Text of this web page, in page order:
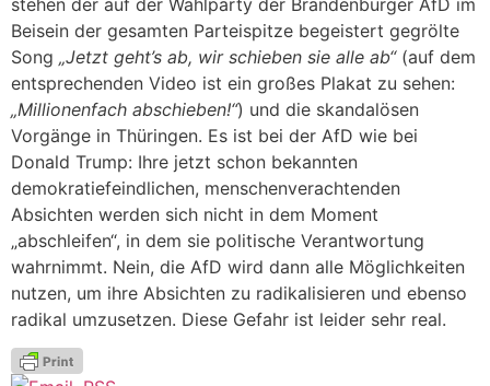
Beisein der gesamten Parteispitze begeistert gegrölte
Song „Jetzt geht’s ab, wir schieben sie alle ab“ (auf dem
entsprechenden Video ist ein großes Plakat zu sehen:
„Millionenfach abschieben!“) und die skandalösen
Vorgänge in Thüringen. Es ist bei der AfD wie bei
Donald Trump: Ihre jetzt schon bekannten
demokratiefeindlichen, menschenverachtenden
Absichten werden sich nicht in dem Moment
„abschleifen“, in dem sie politische Verantwortung
wahrnimmt. Nein, die AfD wird dann alle Möglichkeiten
nutzen, um ihre Absichten zu radikalisieren und ebenso
radikal umzusetzen. Diese Gefahr ist leider sehr real.